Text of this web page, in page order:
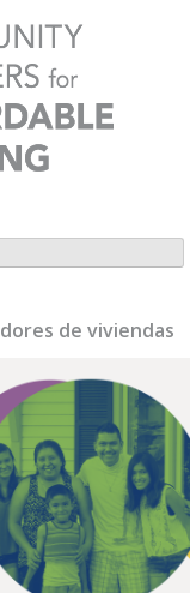
puedan llamar
de viviendas